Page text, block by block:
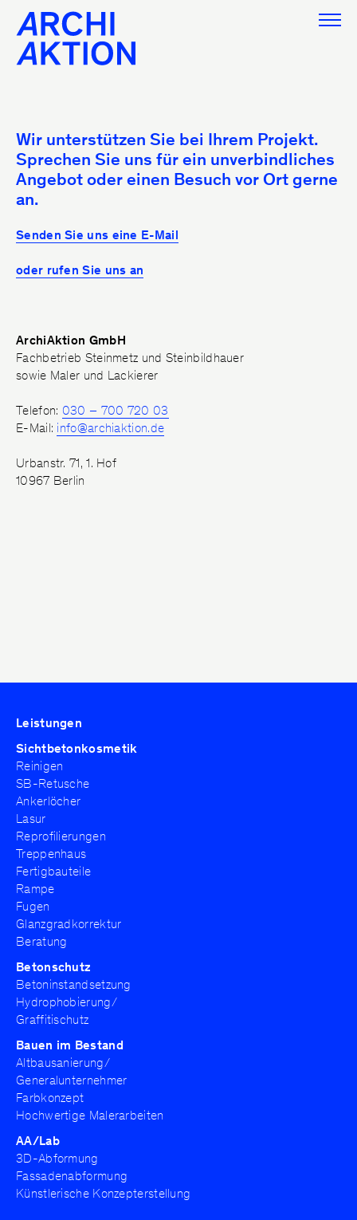
Sichtbetonkosmetik
Reinigen
SB-Retusche
Lasur
Reprofilierungen
Rampe
Fugen
Glanzgradkorrektur
Beratung
Betonschutz
Betoninstandsetzung
Hydrophobierung/
3D-Abformung
Künstlerische Konzepterstellung
Projekte
Haus Rudin Leymen
Schauspielhaus Düsseldorf
Bürgerhaus Bruchköbel
Pressecafé Berlin Alexanderplatz
Privatwohnhaus Zürich
Duale Hochschule Stuttgart
mehr...
Wir / Netzwerk
ArchiAktion
Team
Jobs
Kontakt
Impressum
Datenschutz
Referenzhinweise
Wir unterstützen Sie bei Ihrem Projekt.
Sprechen Sie uns für ein unverbindliches
Angebot oder einen Besuch vor Ort gerne
an.
Senden Sie uns eine E-Mail
oder rufen Sie uns an
ArchiAktion GmbH
Fachbetrieb Steinmetz und Steinbildhauer
sowie Maler und Lackierer
Telefon: 030 – 700 720 03
E-Mail: info@archiaktion.de
Urbanstr. 71, 1. Hof
10967 Berlin
Leistungen
Sichtbetonkosmetik
Reinigen
SB-Retusche
Ankerlöcher
Lasur
Reprofilierungen
Treppenhaus
Fertigbauteile
Rampe
Fugen
Glanzgradkorrektur
Beratung
Betonschutz
Betoninstandsetzung
Hydrophobierung/
Graffitischutz
Bauen im Bestand
Altbausanierung/
Generalunternehmer
Farbkonzept
Hochwertige Malerarbeiten
AA/Lab
3D-Abformung
Fassadenabformung
Künstlerische Konzepterstellung